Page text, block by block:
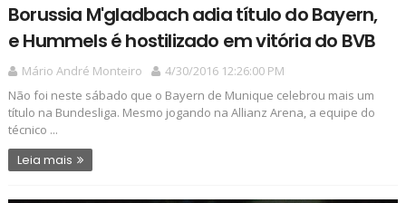
Borussia M'gladbach adia título do Bayern,
e Hummels é hostilizado em vitória do BVB
Mário André Monteiro
4/30/2016 12:26:00 PM
Não foi neste sábado que o Bayern de Munique celebrou mais um
título na Bundesliga. Mesmo jogando na Allianz Arena, a equipe do
técnico ...
Leia mais